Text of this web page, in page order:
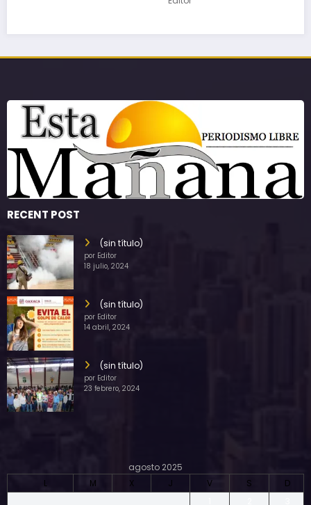
RECENT POST
(sin título)
por Editor
18 julio, 2024
(sin título)
por Editor
14 abril, 2024
(sin título)
por Editor
23 febrero, 2024
agosto 2025
L
M X J V S
D